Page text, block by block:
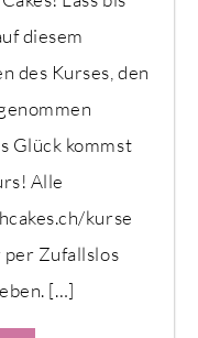
diesem
des Kurses, den
Glück kommst
Alle
kurse
Zufallslos
[…]